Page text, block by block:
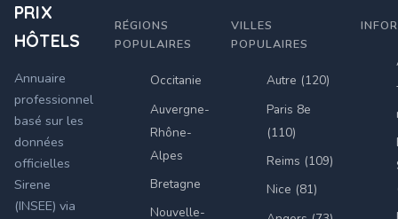
PRIX
HÔTELS
Annuaire
professionnel
basé sur les
données
officielles
Sirene
(INSEE) via
RÉGIONS
POPULAIRES
Occitanie
Auvergne-
Rhône-
Alpes
Bretagne
Nouvelle-
VILLES
POPULAIRES
Autre (120)
Paris 8e
(110)
Reims (109)
Nice (81)